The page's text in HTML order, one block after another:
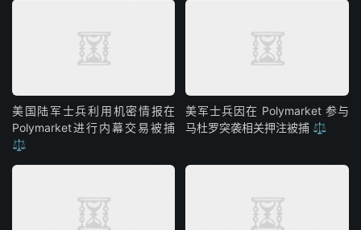
美国陆军士兵利用机密情报在
Polymarket进行内幕交易被捕
⚖️
美军士兵因在 Polymarket 参与
马杜罗突袭相关押注被捕 ⚖️